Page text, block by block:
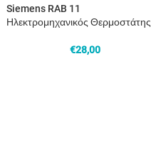
Siemens RAB 11
Ηλεκτρομηχανικός Θερμοστάτης
€28,00